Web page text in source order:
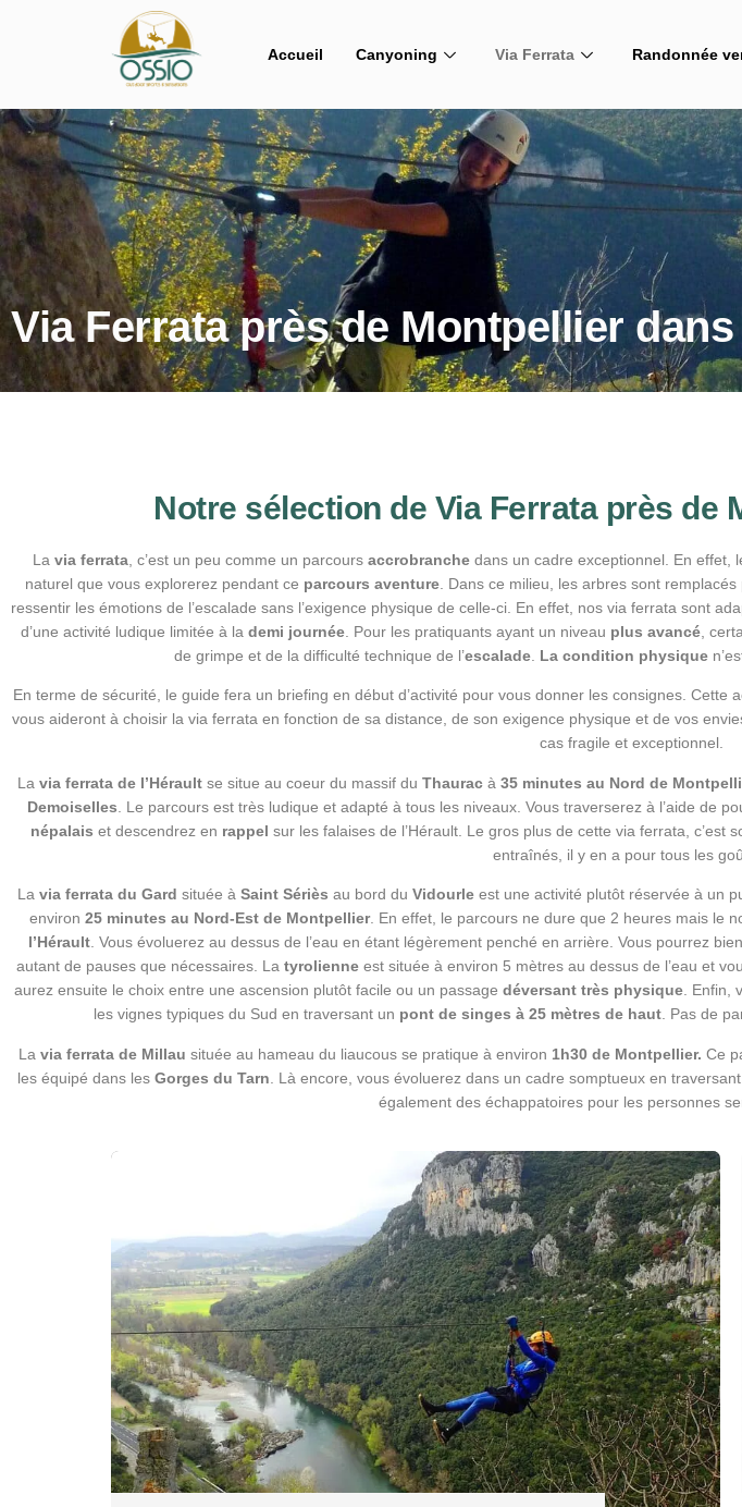
Accueil Canyoning Via Ferrata Randonnée
Via Ferrata près de Montpellier
Notre sélection de Via Ferrata près de
La via ferrata, c’est un peu comme un parcours accrobranchedans un cadre exceptionnel. En effet,
naturel que vous explorerez pendant ce parcours aventure . Dans ce milieu, les arbres sont
ressentir les émotions de l’escalade sans l’exigence physique de celle-ci. En effet, nos via ferrata sont
d’une activité ludique limitée à la demi journée. Pour les pratiquants ayant un niveau plus avancé,
de grimpe et de la difficulté technique de l’escalade La condition physique
En terme de sécurité, le guide fera un briefing en début d’activité pour vous donner les consignes. Cette
vous aideront à choisir la via ferrata en fonction de sa distance, de son exigence physique et de vos
cas fragile et exceptionnel.
La via ferrata de l’Hérault se situe au coeur du massif du Thaurac à 35 minutes au Nord de
Demoiselles . Le parcours est très ludique et adapté à tous les niveaux. Vous traverserez à l’aide de
népalais et descendrez en rappel sur les falaises de l’Hérault. Le gros plus de cette via ferrata, c’est
entraînés, il y en a pour tous les
La via ferrata du Gard située à Saint Sériès au bord du Vidourle est une activité plutôt réservée à un
environ 25 minutes au Nord-Est de Montpellier. En effet, le parcours ne dure que 2 heures mais le
l’Hérault. Vous évoluerez au dessus de l’eau en étant légèrement penché en arrière. Vous pourrez
autant de pauses que nécessaires. La tyrolienneest située à environ 5 mètres au dessus de l’eau et
aurez ensuite le choix entre une ascension plutôt facile ou un passage déversant très physique .
les vignes typiques du Sud en traversant un pont de singes à 25 mètres de haut. Pas de
La via ferrata de Millau située au hameau du liaucous se pratique à environ 1h30 de Montpellier. Ce
les équipé dans les Gorges du Tarn . Là encore, vous évoluerez dans un cadre somptueux en
également des échappatoires pour les personnes